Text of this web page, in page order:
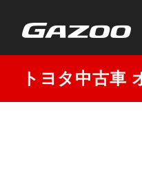
トヨタ中古車